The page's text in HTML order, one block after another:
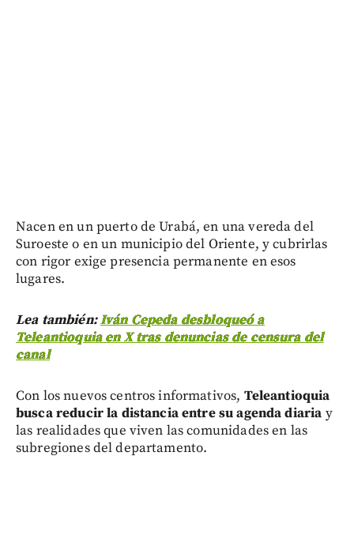
Nacen en un puerto de Urabá, en una vereda del
Suroeste o en un municipio del Oriente, y cubrirlas
con rigor exige presencia permanente en esos
lugares.
Lea también:Iván Cepeda desbloqueó a
Teleantioquia en X tras denuncias de censura del
canal
Con los nuevos centros informativos, Teleantioquia
busca reducir la distancia entre su agenda diaria y
las realidades que viven las comunidades en las
subregiones del departamento.